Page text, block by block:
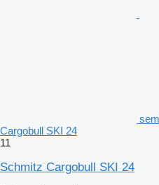
Cargobull SKI 24
11
Schmitz Cargobull SKI 24